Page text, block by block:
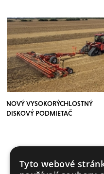
NOVÝ VYSOKORÝCHLOSTNÝ
DISKOVÝ PODMIETAČ
VÍCE
Tyto webové